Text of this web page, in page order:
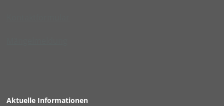
Aktuelle Informationen